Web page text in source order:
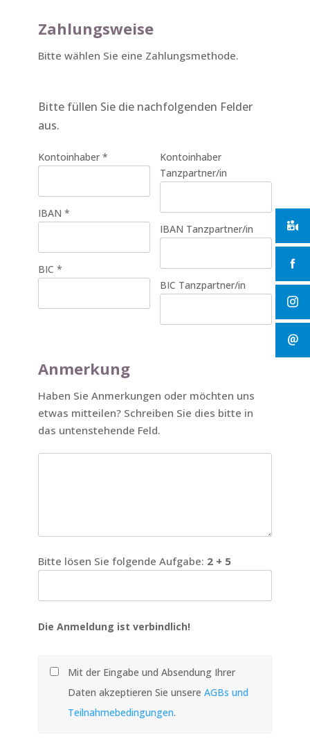
Zahlungsweise
Bitte wählen Sie eine Zahlungsmethode.
Bitte füllen Sie die nachfolgenden Felder
aus.
Kontoinhaber *
IBAN *
BIC *
Kontoinhaber
Tanzpartner/in
IBAN Tanzpartner/in
BIC Tanzpartner/in
Anmerkung
Haben Sie Anmerkungen oder möchten uns
etwas mitteilen? Schreiben Sie dies bitte in
das untenstehende Feld.
Bitte lösen Sie folgende Aufgabe: 2 + 5
Die Anmeldung ist verbindlich!
Mit der Eingabe und Absendung Ihrer
Daten akzeptieren Sie unsere AGBs und
Teilnahmebedingungen.